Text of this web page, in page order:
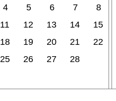
4 5 6 7
8
11 12 13 14
15
18 19 20 21
22
25 26 27 28